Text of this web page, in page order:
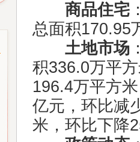
商品住宅
总面积170.95
土地市场
积336.0万平
196.4万平方
亿元，环比减
米，环比下降